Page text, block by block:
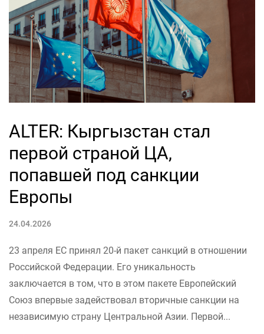
ALTER: Кыргызстан стал
первой страной ЦА,
попавшей под санкции
Европы
24.04.2026
23 апреля ЕС принял 20-й пакет санкций в отношении
Российской Федерации. Его уникальность
заключается в том, что в этом пакете Европейский
Союз впервые задействовал вторичные санкции на
независимую страну Центральной Азии. Первой...